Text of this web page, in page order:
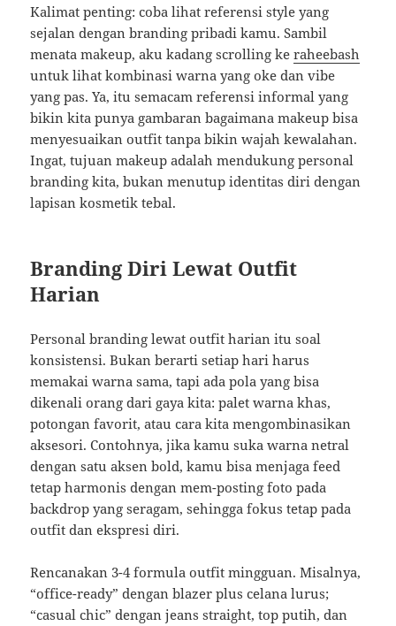
Kalimat penting: coba lihat referensi style yang
sejalan dengan branding pribadi kamu. Sambil
menata makeup, aku kadang scrolling keraheebash
untuk lihat kombinasi warna yang oke dan vibe
yang pas. Ya, itu semacam referensi informal yang
bikin kita punya gambaran bagaimana makeup bisa
menyesuaikan outfit tanpa bikin wajah kewalahan.
Ingat, tujuan makeup adalah mendukung personal
branding kita, bukan menutup identitas diri dengan
lapisan kosmetik tebal.
Branding Diri Lewat Outfit
Harian
Personal branding lewat outfit harian itu soal
konsistensi. Bukan berarti setiap hari harus
memakai warna sama, tapi ada pola yang bisa
dikenali orang dari gaya kita: palet warna khas,
potongan favorit, atau cara kita mengombinasikan
aksesori. Contohnya, jika kamu suka warna netral
dengan satu aksen bold, kamu bisa menjaga feed
tetap harmonis dengan mem-posting foto pada
backdrop yang seragam, sehingga fokus tetap pada
outfit dan ekspresi diri.
Rencanakan 3-4 formula outfit mingguan. Misalnya,
“office-ready” dengan blazer plus celana lurus;
“casual chic” dengan jeans straight, top putih, dan